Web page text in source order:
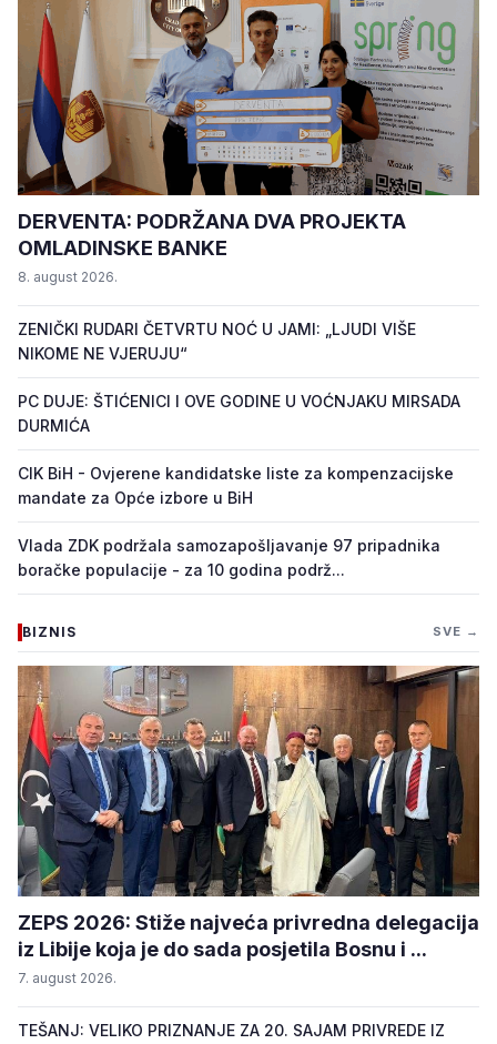
DERVENTA: PODRŽANA DVA PROJEKTA
OMLADINSKE BANKE
8. august 2026.
ZENIČKI RUDARI ČETVRTU NOĆ U JAMI: „LJUDI VIŠE
NIKOME NE VJERUJU“
PC DUJE: ŠTIĆENICI I OVE GODINE U VOĆNJAKU MIRSADA
DURMIĆA
CIK BiH - Ovjerene kandidatske liste za kompenzacijske
mandate za Opće izbore u BiH
Vlada ZDK podržala samozapošljavanje 97 pripadnika
boračke populacije - za 10 godina podrž...
BIZNIS SVE →
ZEPS 2026: Stiže najveća privredna delegacija
iz Libije koja je do sada posjetila Bosnu i ...
7. august 2026.
TEŠANJ: VELIKO PRIZNANJE ZA 20. SAJAM PRIVREDE IZ